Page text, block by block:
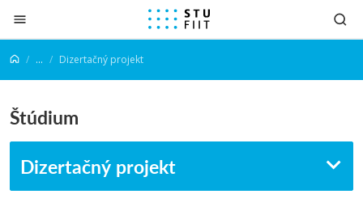
Prejsť na obsah
... Dizertačný projekt
Štúdium
Dizertačný projekt